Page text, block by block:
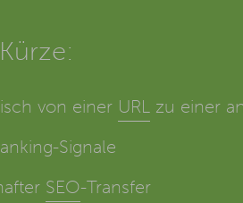
von einer URL zu einer
Signale
SEO-Transfer